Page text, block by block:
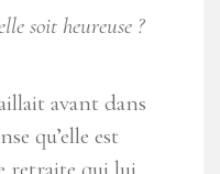
soit heureuse ?
avant dans
qu’elle est